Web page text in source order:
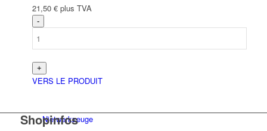
Niet­werk­zeuge
21,50 € plus TVA
VERS LE PRODUIT
Shopinfos